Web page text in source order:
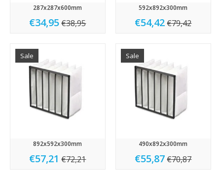
287x287x600mm
€34,95 €38,95
592x892x300mm
€54,42 €79,42
Sale
892x592x300mm
€57,21 €72,21
Sale
490x892x300mm
€55,87 €70,87